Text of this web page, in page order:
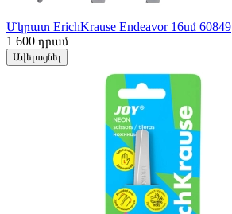
Մկրատ ErichKrause Endeavor 16սմ 60849
1 600 դրամ
Ավելացնել